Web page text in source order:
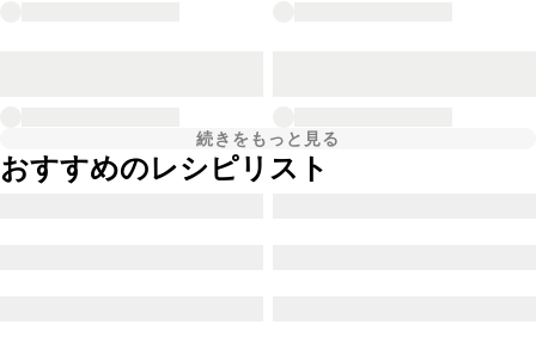
続きをもっと見る
おすすめのレシピリスト